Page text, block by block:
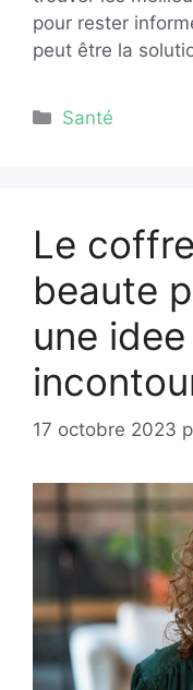
pour rester
peut être la
Catégories
Santé
Le
beaute
une
17 octobre 2023